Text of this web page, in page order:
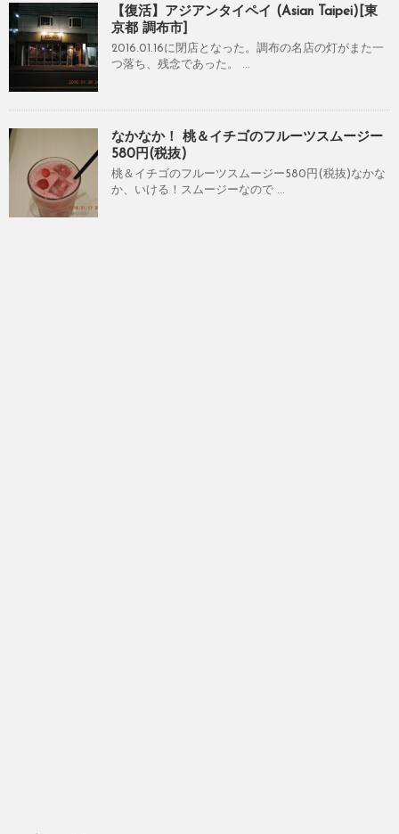
【復活】アジアンタイペイ (Asian Taipei)[東
京都 調布市]
2016.01.16に閉店となった。調布の名店の灯がまた一
つ落ち、残念であった。 ...
なかなか！ 桃＆イチゴのフルーツスムージー
580円(税抜)
桃＆イチゴのフルーツスムージー580円(税抜)なかな
か、いける！スムージーなので ...